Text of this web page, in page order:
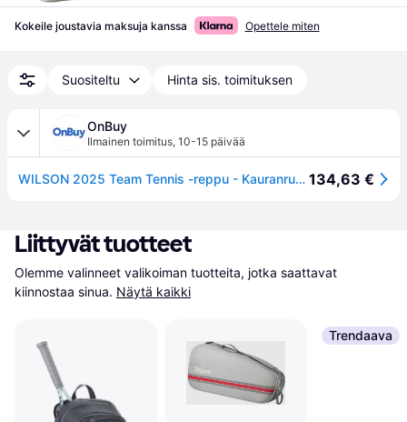
Kokeile joustavia maksuja kanssa Opettele miten
Suositeltu Hinta sis. toimituksen
OnBuy
Ilmainen toimitus, 10-15 päivää
WILSON 2025 Team Tennis -reppu - Kauranruskea/Punainen. Tilaa jopa kahdelle mailalle. 134,63 €
Liittyvät tuotteet
Olemme valinneet valikoiman tuotteita, jotka saattavat
kiinnostaa sinua. Näytä kaikki
Trendaava